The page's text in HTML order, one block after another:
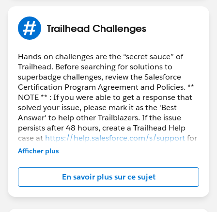
Trailhead Challenges
Hands-on challenges are the “secret sauce” of
Trailhead. Before searching for solutions to
superbadge challenges, review the Salesforce
Certification Program Agreement and Policies. **
NOTE ** : If you were able to get a response that
solved your issue, please mark it as the 'Best
Answer' to help other Trailblazers. If the issue
persists after 48 hours, create a Trailhead Help
case at https://help.salesforce.com/s/supportfor
further assistance.
Afficher plus
En savoir plus sur ce sujet